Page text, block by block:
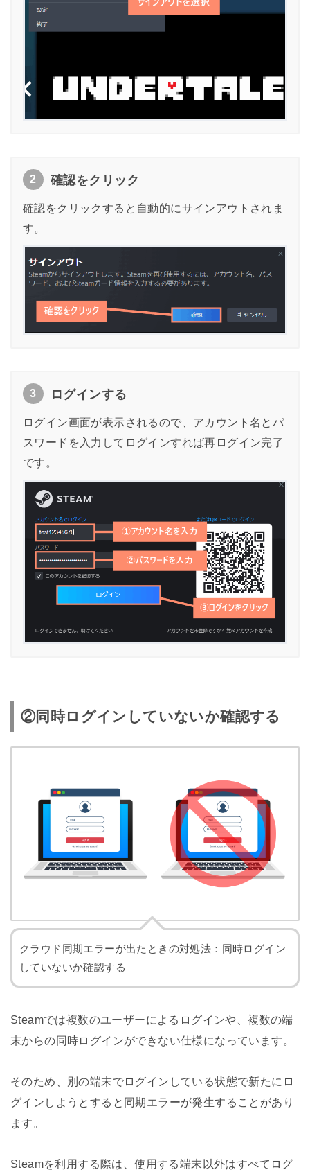
2 確認をクリック
確認をクリックすると自動的にサインアウトされま
す。
3 ログインする
ログイン画面が表示されるので、アカウント名とパ
スワードを入力してログインすれば再ログイン完了
です。
②同時ログインしていないか確認する
クラウド同期エラーが出たときの対処法：同時ログイン
していないか確認する
Steamでは複数のユーザーによるログインや、複数の端
末からの同時ログインができない仕様になっています。
そのため、別の端末でログインしている状態で新たにロ
グインしようとすると同期エラーが発生することがあり
ます。
Steamを利用する際は、使用する端末以外はすべてログ